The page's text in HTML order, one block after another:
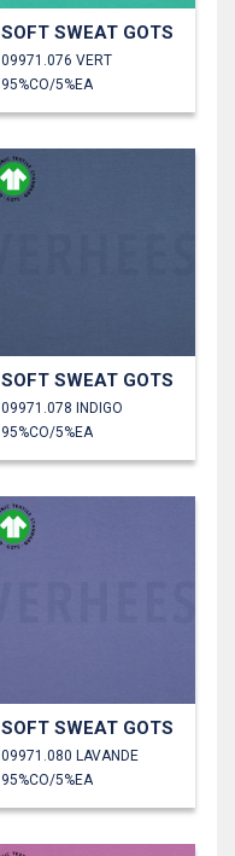
SOFT SWEAT GOTS
09971.076 VERT
95%CO/5%EA
SOFT SWEAT GOTS
09971.078 INDIGO
95%CO/5%EA
SOFT SWEAT GOTS
09971.080 LAVANDE
95%CO/5%EA